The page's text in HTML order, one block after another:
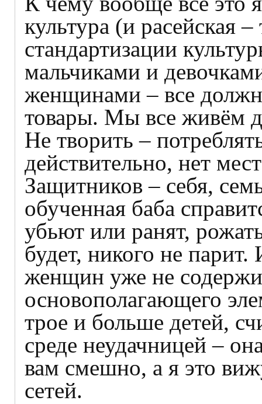
культура (и расейская
стандартизации
мальчиками и
женщинами – все
товары. Мы все живём
Не творить –
действительно, нет
Защитников – себя,
обученная баба
убьют или ранят,
будет, никого не
женщин уже не
основополагающего
трое и больше детей,
среде неудачницей –
вам смешно, а я это
сетей.